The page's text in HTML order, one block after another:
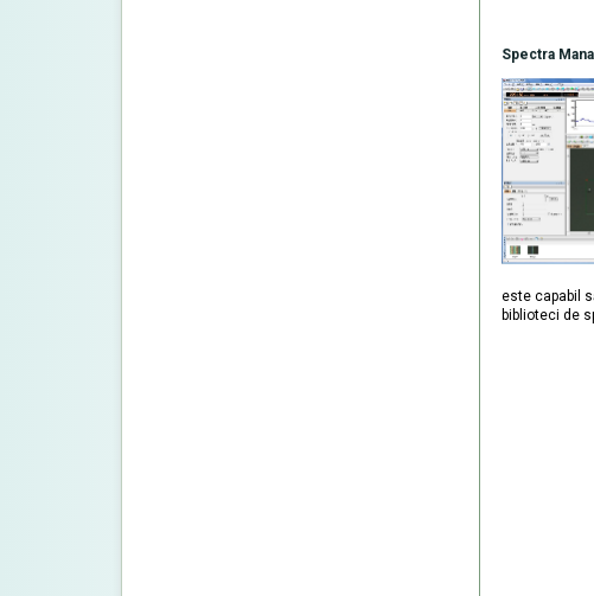
Spectra
este capabil
biblioteci de